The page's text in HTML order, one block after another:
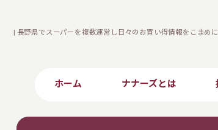
| 長野県でスーパーを複数運営し日々のお買い得情報をこまめ
ホーム ナナーズとは